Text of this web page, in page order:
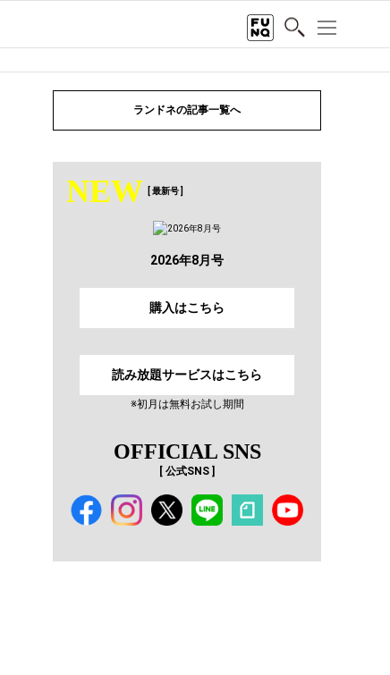
ランドネの記事一覧へ
NEW [ 最新号 ]
2026年8月号
購入はこちら
読み放題サービスはこちら
※初月は無料お試し期間
OFFICIAL SNS
[ 公式SNS ]